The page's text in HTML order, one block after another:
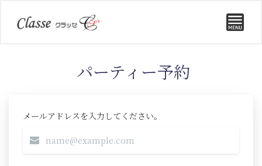
パーティー予約
メールアドレスを入力してください。